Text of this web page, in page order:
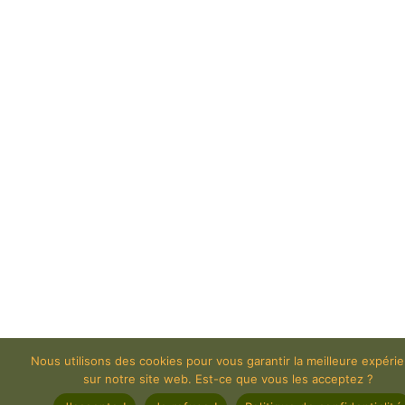
Nous utilisons des cookies pour vous garantir la meilleure
sur notre site web. Est-ce que vous les acceptez ?